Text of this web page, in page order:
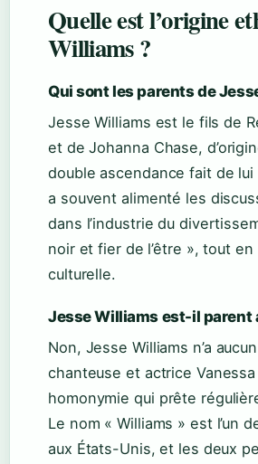
Quelle est l’origine
Williams ?
Qui sont les parents de
Jesse Williams est le fils de
et de Johanna Chase,
double ascendance fait de
a souvent alimenté les
dans l’industrie du
noir et fier de l’être », tout
culturelle.
Jesse Williams est-il parent
Non, Jesse Williams n’a
chanteuse et actrice Vanessa
homonymie qui prête
Le nom « Williams » est l’un
aux États-Unis, et les deux